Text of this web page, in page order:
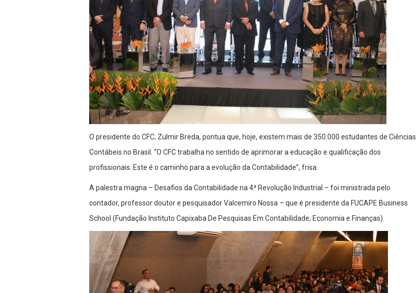
O presidente do CFC, Zulmir Breda, pontua que, hoje, existem mais de 350.000 estudantes de Ciências
Contábeis no Brasil. “O CFC trabalha no sentido de aprimorar a educação e qualificação dos
profissionais. Este é o caminho para a evolução da Contabilidade”, frisa.
A palestra magna – Desafios da Contabilidade na 4ª Revolução Industrial – foi ministrada pelo
contador, professor doutor e pesquisador Valcemiro Nossa – que é presidente da FUCAPE Business
School (Fundação Instituto Capixaba De Pesquisas Em Contabilidade, Economia e Finanças).